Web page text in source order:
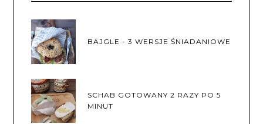
BAJGLE - 3 WERSJE ŚNIADANIOWE
SCHAB GOTOWANY 2 RAZY PO 5
MINUT